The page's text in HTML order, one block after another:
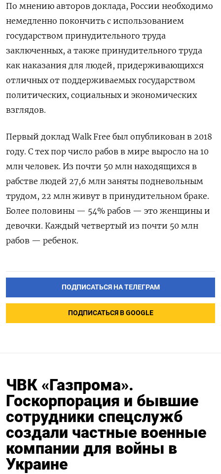
По мнению авторов доклада, России необходимо
немедленно покончить с использованием
государством принудительного труда
заключенных, а также принудительного труда
как наказания для людей, придерживающихся
отличных от поддерживаемых государством
политических, социальных и экономических
взглядов.
Первый доклад Walk Free был опубликован в 2018
году. С тех пор число рабов в мире выросло на 10
млн человек. Из почти 50 млн находящихся в
рабстве людей 27,6 млн заняты подневольным
трудом, 22 млн живут в принудительном браке.
Более половины — 54% рабов — это женщины и
девочки. Каждый четвертый из почти 50 млн
рабов — ребенок.
ПОДПИСАТЬСЯ НА ТЕЛЕГРАМ
ПОДПИСАТЬСЯ В GOOGLE
ЧВК «Газпрома».
Госкорпорация и бывшие
сотрудники спецслужб
создали частные военные
компании для войны в
Украине